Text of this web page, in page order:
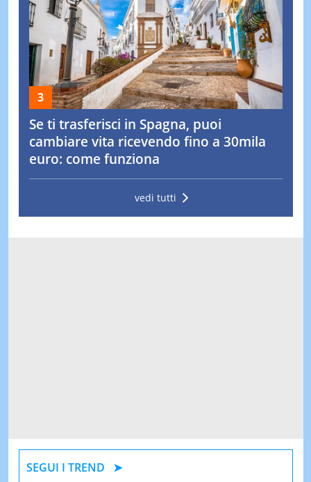
Se ti trasferisci in Spagna, puoi
cambiare vita ricevendo fino a 30mila
euro: come funziona
vedi tutti
SEGUI I TREND